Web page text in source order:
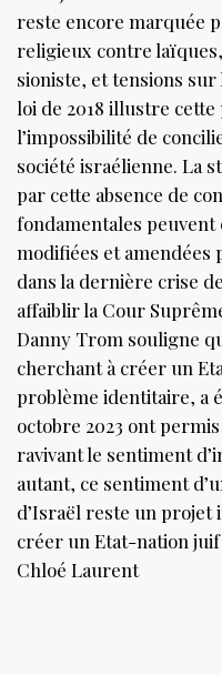
reste encore marquée
religieux contre
sioniste, et tensions sur
loi de 2018 illustre
l’impossibilité de
société israélienne. La
par cette absence de
fondamentales
modifiées et amendées
dans la dernière crise
affaiblir la Cour
Danny Trom souligne
cherchant à créer un
problème identitaire, a
octobre 2023 ont
ravivant le sentiment
autant, ce sentiment
d’Israël reste un projet
créer un Etat-nation juif
Chloé Laurent